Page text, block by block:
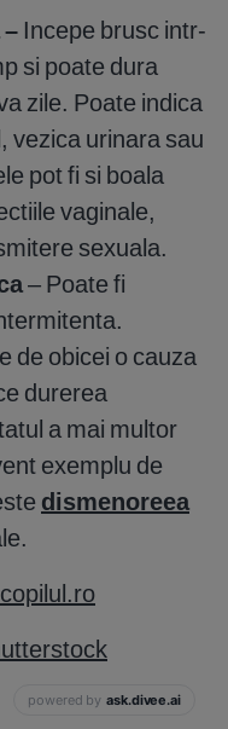
Incepe brusc intr-
si poate dura
zile. Poate indica
vezica urinara sau
pot fi si boala
vaginale,
sexuala.
– Poate fi
de obicei o cauza
durerea
a mai multor
exemplu de
dismenoreea